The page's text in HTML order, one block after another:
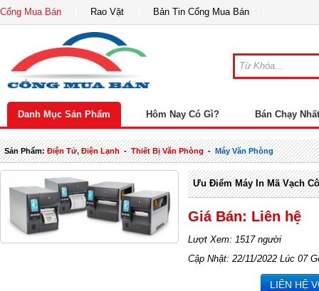
Cổng Mua Bán Rao Vặt Bản Tin Cổng Mua Bán
Danh Mục Sản Phẩm Hôm Nay Có Gì? Bán Chạy Nhất
Sản Phẩm:Điện Tử, Điện Lạnh-Thiết Bị Văn Phòng-Máy Văn Phòng
Ưu Điểm Máy In Mã Vạch
Giá Bán: Liên hệ
Lượt Xem: 1517 người
Cập Nhật: 22/11/2022 Lúc 07
LIÊN HỆ